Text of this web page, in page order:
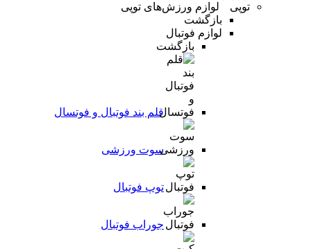
لوازم ورزش‌های توپی
بازگشت
لوازم فوتبال
بازگشت
قلم بند فوتبال و فوتسال
سوت ورزشی
توپ فوتبال
جوراب فوتبال